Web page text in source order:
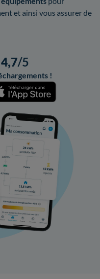
et ainsi vous assurer de
4,7/5
!